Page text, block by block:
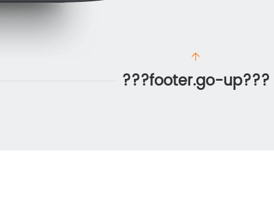
???footer.go-up???